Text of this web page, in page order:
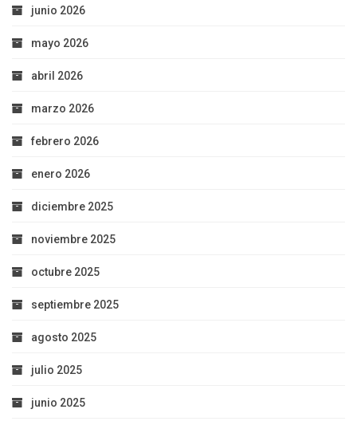
junio 2026
mayo 2026
abril 2026
marzo 2026
febrero 2026
enero 2026
diciembre 2025
noviembre 2025
octubre 2025
septiembre 2025
agosto 2025
julio 2025
junio 2025